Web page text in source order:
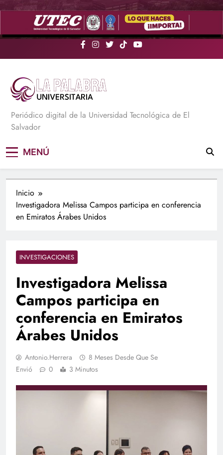
Saltar
La Palabra Universitaria
Periódico digital de la Universidad Tecnológica de El
Salvador
MENÚ
Inicio
Investigadora Melissa Campos participa en conferencia
en Emiratos Árabes Unidos
INVESTIGACIONES
Investigadora Melissa
Campos participa en
conferencia en Emiratos
Árabes Unidos
Antonio.herrera
8 Meses Desde Que Se
Envió
0 3 Minutos